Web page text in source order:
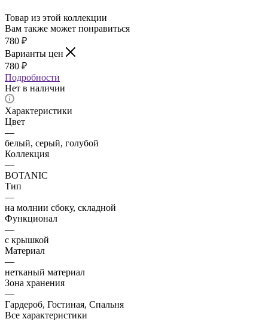
Товар из этой коллекции
Вам также может понравиться
780 ₽
Варианты цен
780 ₽
Подробности
Нет в наличии
Характеристики
Цвет
—
белый, серый, голубой
Коллекция
—
BOTANIC
Тип
—
на молнии сбоку, складной
Функционал
—
с крышкой
Материал
—
нетканый материал
Зона хранения
—
Гардероб, Гостиная, Спальня
Все характеристики